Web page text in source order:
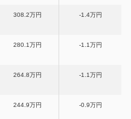
308.2万円 -1.4万円
280.1万円 -1.1万円
264.8万円 -1.1万円
244.9万円 -0.9万円